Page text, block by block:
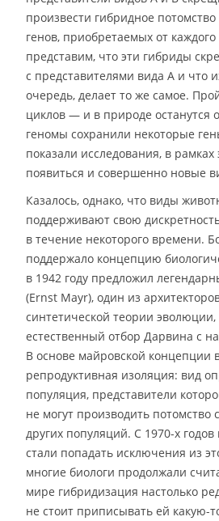
произвести гибридное
генов, приобретаемых от
представим, что эти гибриды
с представителями вида A и что
очередь, делает то же самое.
циклов — и в природе останутся
геномы сохранили некоторые
показали исследования, в рамках
появиться и совершенно новые
Казалось, однако, что виды
поддерживают свою
в течение некоторого времени.
поддержало концепцию
в 1942 году предложил
(Ernst Mayr), один из
синтетической теории
естественный отбор Дарвина с
В основе майровской концепции
репродуктивная изоляция: вид
популяция, представители
не могут производить потомство
других популяций. С 1970-х
стали попадать исключения из
многие биологи продолжали
мире гибридизация настолько
не стоит приписывать ей какую-